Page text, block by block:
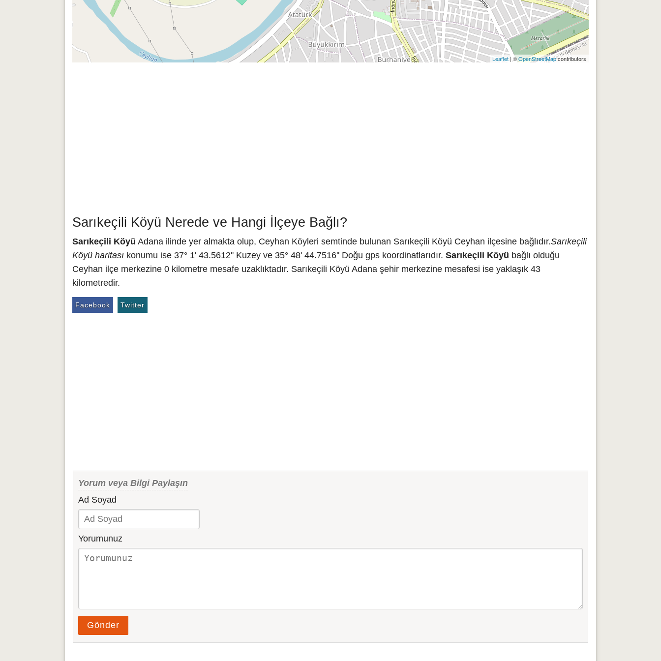
Leaflet | ©OpenStreetMapcontributors
Sarıkeçili Köyü Nerede ve Hangi İlçeye Bağlı?
Sarıkeçili Köyü Adana ilinde yer almakta olup, Ceyhan Köyleri semtinde bulunan Sarıkeçili Köyü Ceyhan ilçesine bağlıdır.Sarıkeçili
Köyü haritası konumu ise 37° 1' 43.5612'' Kuzey ve 35° 48' 44.7516'' Doğu gps koordinatlarıdır. Sarıkeçili Köyü bağlı olduğu
Ceyhan ilçe merkezine 0 kilometre mesafe uzaklıktadır. Sarıkeçili Köyü Adana şehir merkezine mesafesi ise yaklaşık 43
kilometredir.
Facebook Twitter
Yorum veya Bilgi Paylaşın
Ad Soyad
Yorumunuz
Gönder